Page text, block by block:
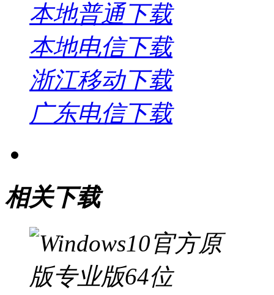
本地普通下载
本地电信下载
浙江移动下载
广东电信下载
相关下载